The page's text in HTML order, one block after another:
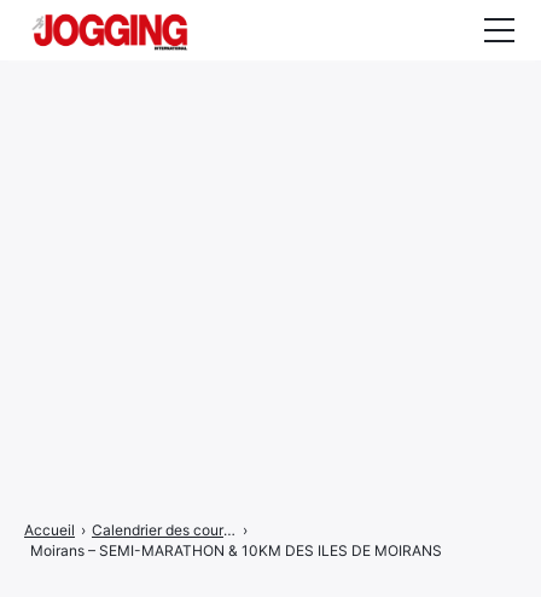
Accueil › Calendrier des courses ›
Moirans – SEMI-MARATHON & 10KM DES ILES DE MOIRANS